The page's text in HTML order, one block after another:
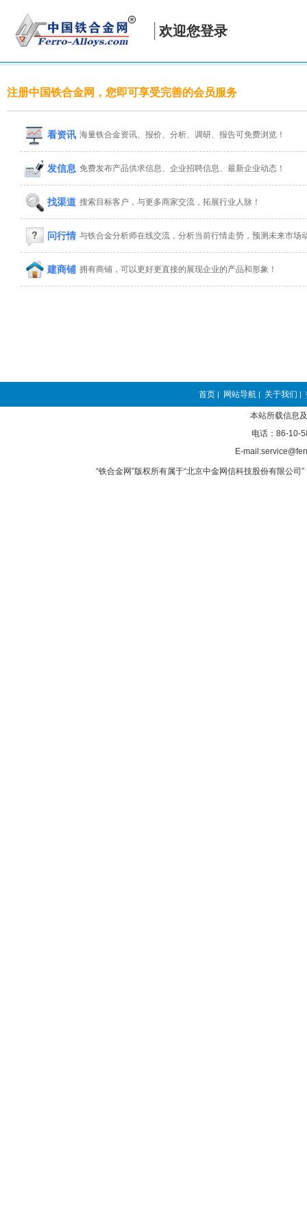
欢迎您登录
注册中国铁合金网，您即可享受完善的会员服务
看资讯 海量铁合金资讯、报价、分析、调研、报告可免费浏览！
发信息 免费发布产品供求信息、企业招聘信息、最新企业动态！
找渠道 搜索目标客户，与更多商家交流，拓展行业人脉！
问行情 与铁合金分析师在线交流，分析当前行情走势，预测未来市场
建商铺 拥有商铺，可以更好更直接的展现企业的产品和形象！
首页 | 网站导航 | 关于我们 |
本站所载信息
电话：86-10-
E-
“铁合金网”版权所有属于“北京中金网信科技股份有限公司